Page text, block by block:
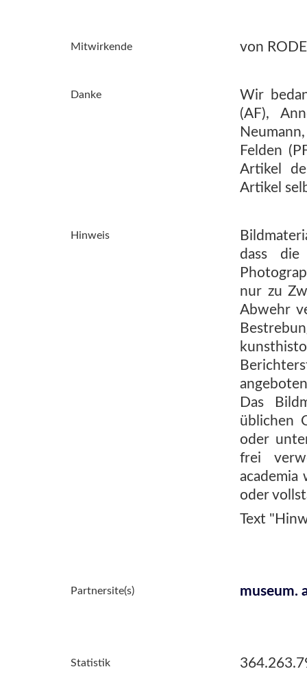
Mitwirkende von
Danke
Wir
(AF),
Felden
Artikel
Artikel
Hinweis
dass die
nur zu
Abwehr
Das
üblichen
oder
frei
academia
oder
Text
Partnersite(s) museum.
Statistik